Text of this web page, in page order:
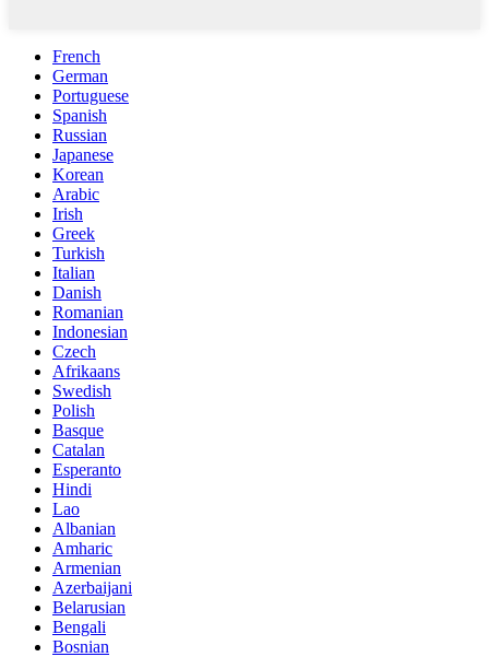
French
German
Portuguese
Spanish
Russian
Japanese
Korean
Arabic
Irish
Greek
Turkish
Italian
Danish
Romanian
Indonesian
Czech
Afrikaans
Swedish
Polish
Basque
Catalan
Esperanto
Hindi
Lao
Albanian
Amharic
Armenian
Azerbaijani
Belarusian
Bengali
Bosnian